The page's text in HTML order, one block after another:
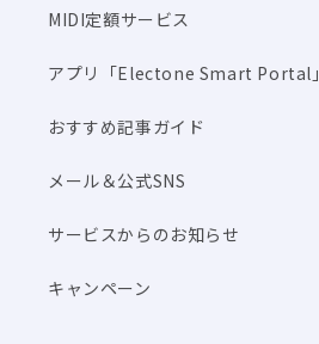
MIDI定額サービス
アプリ「Electone Smart Portal」
おすすめ記事ガイド
メール＆公式SNS
サービスからのお知らせ
キャンペーン